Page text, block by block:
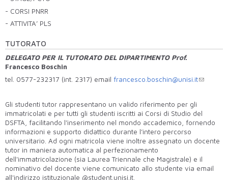
- CORSI PNRR
- ATTIVITA’ PLS
TUTORATO
DELEGATO PER IL TUTORATO DEL DIPARTIMENTO Prof.
Francesco Boschin
tel. 0577-232317 (int. 2317) email francesco.boschin@unisi.it
Gli studenti tutor rappresentano un valido riferimento per gli
immatricolati e per tutti gli studenti iscritti ai Corsi di Studio del
DSFTA, facilitando l’inserimento nel mondo accademico, fornendo
informazioni e supporto didattico durante l’intero percorso
universitario. Ad ogni matricola viene inoltre assegnato un docente
tutor in maniera automatica al perfezionamento
dell'immatricolazione (sia Laurea Triennale che Magistrale) e il
nominativo del docente viene comunicato allo studente via email
all'indirizzo istituzionale @student.unisi.it.